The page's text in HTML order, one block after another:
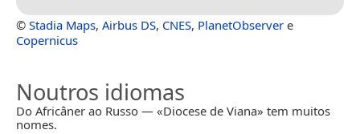
© Stadia Maps, Airbus DS, CNES, PlanetObserver e
Copernicus
Noutros idiomas
Do Africâner ao Russo — «Diocese de Viana» tem muitos
nomes.